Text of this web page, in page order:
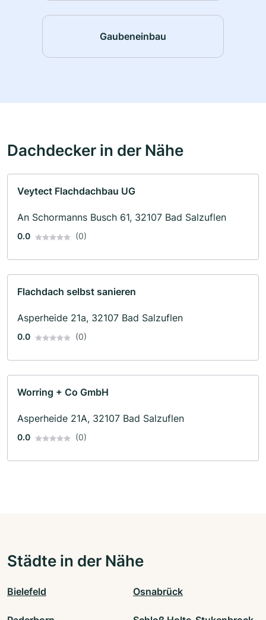
Gaubeneinbau
Dachdecker in der Nähe
Veytect Flachdachbau UG
An Schormanns Busch 61, 32107 Bad Salzuflen
0.0 (0)
Flachdach selbst sanieren
Asperheide 21a, 32107 Bad Salzuflen
0.0 (0)
Worring + Co GmbH
Asperheide 21A, 32107 Bad Salzuflen
0.0 (0)
Städte in der Nähe
Bielefeld Osnabrück